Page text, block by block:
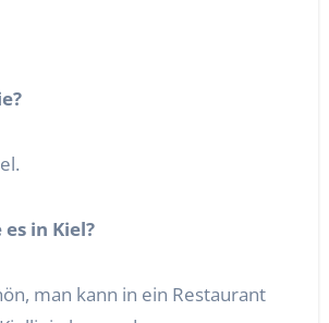
in Kiel?
man kann in ein Restaurant